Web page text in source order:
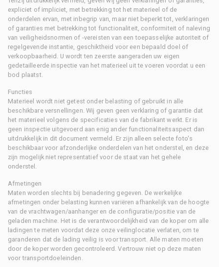
expliciet of impliciet, met betrekking tot het materieel of de
onderdelen ervan, met inbegrip van, maar niet beperkt tot, verklaringen
of garanties met betrekking tot functionaliteit, conformiteit of naleving
van veiligheidsnormen of -vereisten van een toepasselijke autoriteit of
regelgevende instantie, geschiktheid voor een bepaald doel of
verkoopbaarheid. U wordt ten zeerste aangeraden uw eigen
gedetailleerde inspectie van het materieel uit te voeren voordat u een
bod plaatst.
Functies
Materieel wordt niet getest onder belasting of gebruikt in alle
beschikbare versnellingen. Wij geven geen verklaring of garantie dat
het materieel volgens de specificaties van de fabrikant werkt. Er is
geen inspectie uitgevoerd aan enig ander functionaliteitsaspect dan
uitdrukkelijk in dit document vermeld. Er zijn alleen selecte foto's
beschikbaar voor afzonderlijke onderdelen van het onderstel, en deze
zijn mogelijk niet representatief voor de staat van het gehele
onderstel.
Afmetingen
Maten worden slechts bij benadering gegeven. De werkelijke
afmetingen onder belasting kunnen variëren afhankelijk van de hoogte
van de vrachtwagen/aanhanger en de configuratie/positie van de
geladen machine. Het is de verantwoordelijkheid van de koper om alle
ladingen te meten voordat deze onze veilinglocatie verlaten, om te
garanderen dat de lading veilig is voor transport. Alle maten moeten
door de koper worden gecontroleerd. Vertrouw niet op deze maten
voor transportdoeleinden.